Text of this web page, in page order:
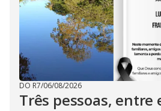
DO R7/06/08/2026
Três pessoas, entre